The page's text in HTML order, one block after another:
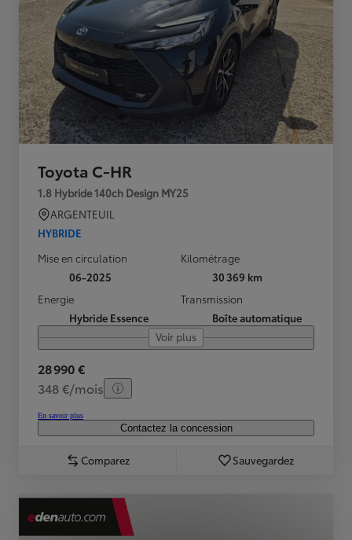
Toyota C-HR
1.8 Hybride 140ch Design MY25
ARGENTEUIL
HYBRIDE
Mise en circulation
06-2025
Kilométrage
30 369 km
Energie
Hybride Essence
Transmission
Boîte automatique
Voir plus
28 990 €
348 €/mois
En savoir plus
Contactez la concession
Comparez Sauvegardez